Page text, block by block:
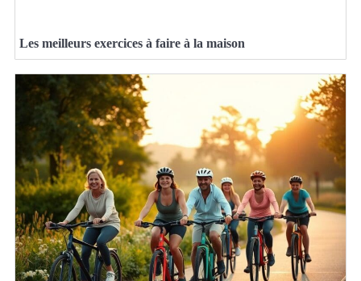
Les meilleurs exercices à faire à la maison